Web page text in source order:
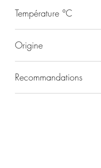
Température °C
Origine
Recommandations